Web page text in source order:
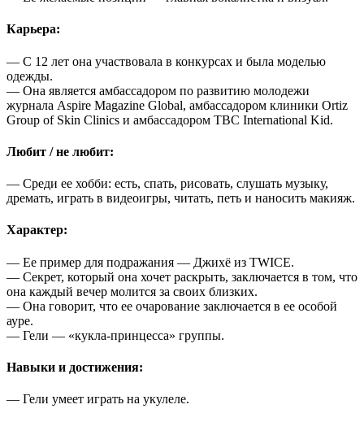
Карьера:
— С 12 лет она участвовала в конкурсах и была моделью
одежды.
— Она является амбассадором по развитию молодежи
журнала Aspire Magazine Global, амбассадором клиники Ortiz
Group of Skin Clinics и амбассадором TBC International Kid.
Любит / не любит:
— Среди ее хобби: есть, спать, рисовать, слушать музыку,
дремать, играть в видеоигры, читать, петь и наносить макияж.
Характер:
— Ее пример для подражания — Джихё из TWICE.
— Секрет, который она хочет раскрыть, заключается в том, что
она каждый вечер молится за своих близких.
— Она говорит, что ее очарование заключается в ее особой
ауре.
— Гели — «кукла-принцесса» группы.
Навыки и достижения:
— Гели умеет играть на укулеле.